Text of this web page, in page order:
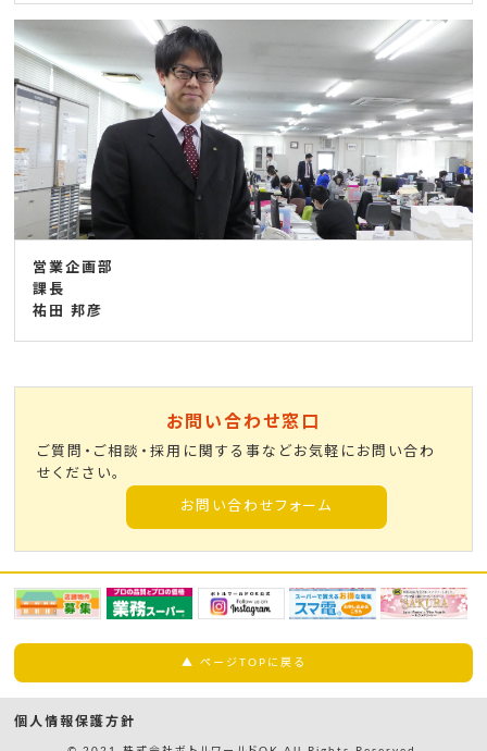
営業企画部
課長
祐田 邦彦
お問い合わせ窓口
ご質問・ご相談・採用に関する事などお気軽にお問い合わ
せください。
お問い合わせフォーム
▲ ページTOPに戻る
個人情報保護方針